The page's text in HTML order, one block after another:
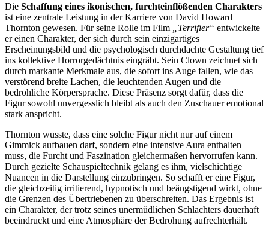
Die Schaffung eines ikonischen, furchteinflößenden Charakters
ist eine zentrale Leistung in der Karriere von David Howard
Thornton gewesen. Für seine Rolle im Film
„Terrifier“ entwickelte
er einen Charakter, der sich durch sein einzigartiges
Erscheinungsbild und die psychologisch durchdachte Gestaltung tief
ins kollektive Horrorgedächtnis eingräbt. Sein Clown zeichnet sich
durch markante Merkmale aus, die sofort ins Auge fallen, wie das
verstörend breite Lachen, die leuchtenden Augen und die
bedrohliche Körpersprache. Diese Präsenz sorgt dafür, dass die
Figur sowohl unvergesslich bleibt als auch den Zuschauer emotional
stark anspricht.
Thornton wusste, dass eine solche Figur nicht nur auf einem
Gimmick aufbauen darf, sondern eine intensive Aura enthalten
muss, die Furcht und Faszination gleichermaßen hervorrufen kann.
Durch gezielte Schauspieltechnik gelang es ihm, vielschichtige
Nuancen in die Darstellung einzubringen. So schafft er eine Figur,
die gleichzeitig irritierend, hypnotisch und beängstigend wirkt, ohne
die Grenzen des Übertriebenen zu überschreiten. Das Ergebnis ist
ein Charakter, der trotz seines unermüdlichen Schlachters dauerhaft
beeindruckt und eine Atmosphäre der Bedrohung aufrechterhält.